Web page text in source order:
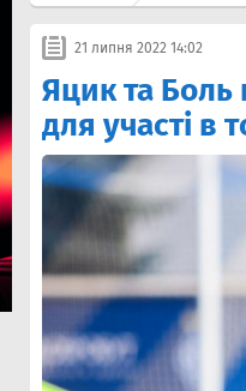
21 липня 2022 14:02
Яцик та
для участі в